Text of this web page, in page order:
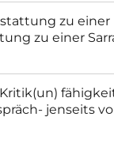
zu einer
zu einer
jenseits